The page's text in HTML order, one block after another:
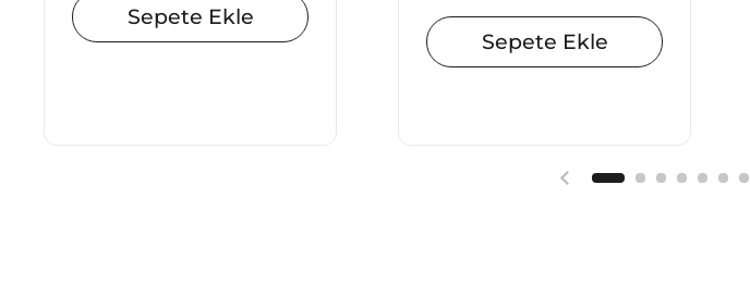
Sepete Ekle
Sepete Ekle
Önceki slayt